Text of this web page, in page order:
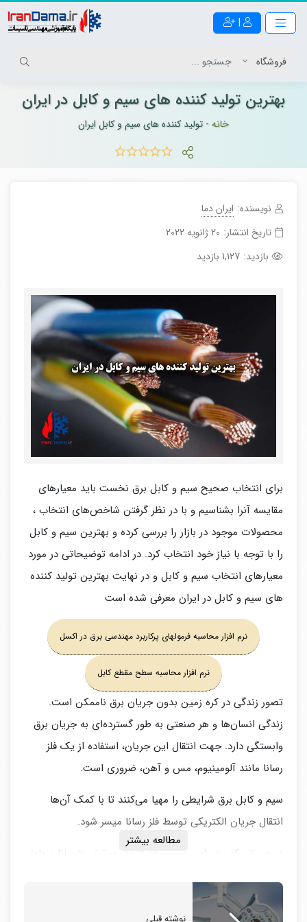
|
بهترین تولید کننده های سیم و کابل در ایران
خانه - تولید کننده های سیم و کابل ایران
نویسنده: ایران دما
تاریخ انتشار: 20 ژانویه 2022
بازدید: 1,127 بازدید
برای انتخاب صحیح سیم و کابل برق نخست باید معیار‌های
مقایسه آنرا بشناسیم و با در نظر گرفتن شاخص‌های انتخاب ،
محصولات موجود در بازار را بررسی کرده و بهترین سیم و کابل
را با توجه با نیاز خود انتخاب کرد. در ادامه توضیحاتی در مورد
معیارهای انتخاب سیم و کابل و در نهایت بهترین تولید کننده
های سیم و کابل در ایران معرفی شده است
نرم افزار محاسبه فرمولهای پرکاربرد مهندسی برق در اکسل
نرم افزار محاسبه سطح مقطع کابل
تصور زندگی در کره زمین بدون جریان برق ناممکن است.
زندگی انسان‌ها و هر صنعتی به طور گسترده‌ای به جریان برق
وابستگی دارد. جهت انتقال این جریان، استفاده از یک فلز
رسانا مانند آلومینیوم، مس و آهن، ضروری است.
سیم و کابل برق شرایطی را مهیا می‌کنند تا با کمک آن‌ها
انتقال جریان الکتریکی توسط فلز رسانا میسر شود.
در صورتی که روی این سیم رسانا از یک پوشش نارسانا و عایق
این صورت سیم لخت نامیده می‌شود
مطالعه بیشتر
نوشته قبلی